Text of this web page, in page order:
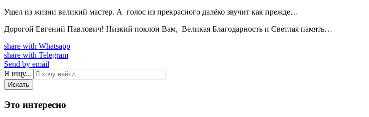
Ушел из жизни великий мастер. А голос из прекрасного далёко звучит как прежде…
Дорогой Евгений Павлович! Низкий поклон Вам, Великая Благодарность и Светлая память…
share with Whatsapp
share with Telegram
Send by email
Я ищу...
Искать
Это интересно